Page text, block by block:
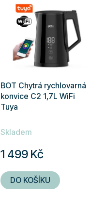
BOT Chytrá rychlovarná
konvice C2 1,7L WiFi
Tuya
hodnocení
je
5,0
z
Skladem
1 499 Kč
DO KOŠÍKU